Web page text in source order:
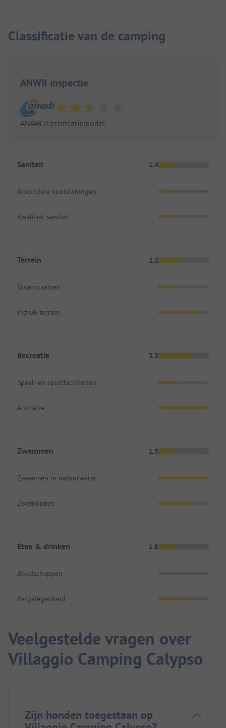
lijkt in eerste instantie avontuurlijk, maar is zonder
gezien.
Classificatie van de camping
ANWB inspectie
ANWB classificatiemodel
Sanitair 1.4
Bijzondere voorzieningen
Kwaliteit sanitair
Terrein 2.2
Staanplaatsen
Indruk terrein
Recreatie 3.3
Speel- en sportfaciliteiten
Animatie
Zwemmen 1.5
Zwemmen in natuurwater
Zwembaden
Eten & drinken 1.8
Boodschappen
Eetgelegenheid
Veelgestelde vragen over
Villaggio Camping Calypso
Zijn honden toegestaan op